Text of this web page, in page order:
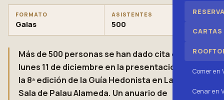
CARTAS
Comer en
Cenar en
FORMATO
Galas
ASISTENTES
500
Más de 500 personas se han dado cita este
lunes 11 de diciembre en la presentación de
la 8ª edición de la Guía Hedonista en La Gran
Sala de Palau Alameda. Un anuario de